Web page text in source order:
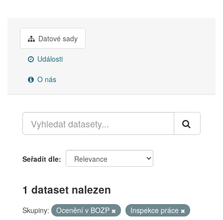
Datové sady
Události
O nás
Seřadit dle
1 dataset nalezen
Skupiny: Ocenění v BOZP
Inspekce práce